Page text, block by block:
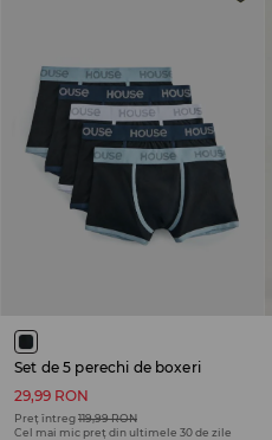
Set de 5 perechi de boxeri
29,99 RON
Preț întreg119,99 RON
Cel mai mic preț din ultimele 30 de zile